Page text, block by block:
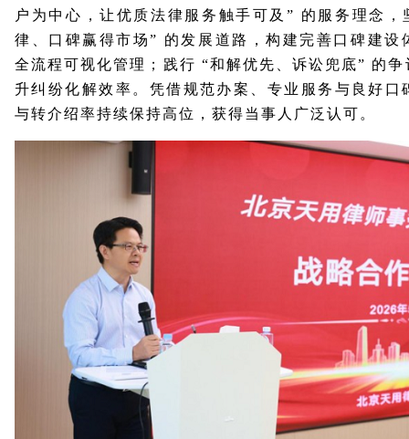
户为中心，让优质法律服务触手可及” 的服务理念
律、口碑赢得市场” 的发展道路，构建完善口碑建设
全流程可视化管理；践行 “和解优先、诉讼兜底” 的
升纠纷化解效率。凭借规范办案、专业服务与良好口
与转介绍率持续保持高位，获得当事人广泛认可。